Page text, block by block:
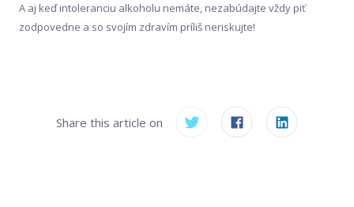
A aj keď intoleranciu alkoholu nemáte, nezabúdajte vždy piť
zodpovedne a so svojím zdravím príliš neriskujte!
Share this article on